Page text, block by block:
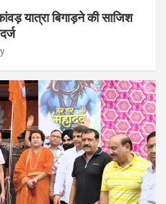
यात्रा बिगाड़ने की साजिश